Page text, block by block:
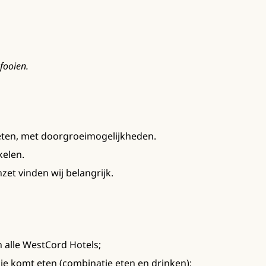
met doorgroeimogelijkheden.
vinden wij belangrijk.
WestCord Hotels;
komt eten (combinatie eten en drinken);